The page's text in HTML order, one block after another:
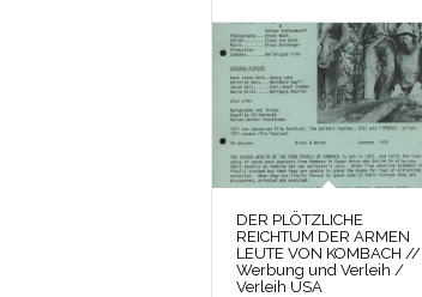
DER PLÖTZLICHE
REICHTUM DER ARMEN
LEUTE VON KOMBACH //
Werbung und Verleih /
Verleih USA